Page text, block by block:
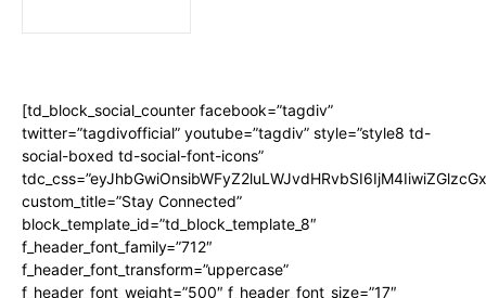
[td_block_social_counter facebook=”tagdiv”
twitter=”tagdivofficial” youtube=”tagdiv” style=”style8 td-
social-boxed td-social-font-icons”
custom_title=”Stay Connected”
block_template_id=”td_block_template_8″
f_header_font_family=”712″
f_header_font_transform=”uppercase”
f_header_font_weight=”500″ f_header_font_size=”17″